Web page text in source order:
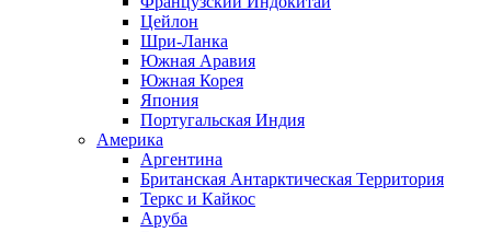
Цейлон
Шри-Ланка
Южная Аравия
Южная Корея
Япония
Португальская Индия
Америка
Аргентина
Британская Антарктическая Территория
Теркс и Кайкос
Аруба